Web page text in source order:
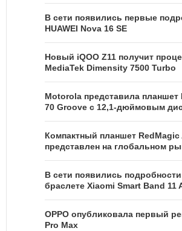
В сети появились первые
HUAWEI Nova 16 SE
Новый iQOO Z11 получит
MediaTek Dimensity 7500 Turbo
Motorola представила планшет
70 Groove с 12,1-дюймовым
Компактный планшет RedMagic
представлен на глобальном
В сети появились
браслете Xiaomi Smart Band 11
OPPO опубликовала первый
Pro Max